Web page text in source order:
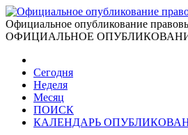
Официальное опубликование
ОФИЦИАЛЬНОЕ
Сегодня
Неделя
Месяц
ПОИСК
КАЛЕНДАРЬ